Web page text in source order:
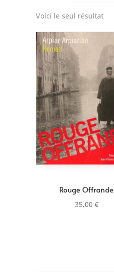
Voici le seul résultat
Rouge Offrande
35,00 €